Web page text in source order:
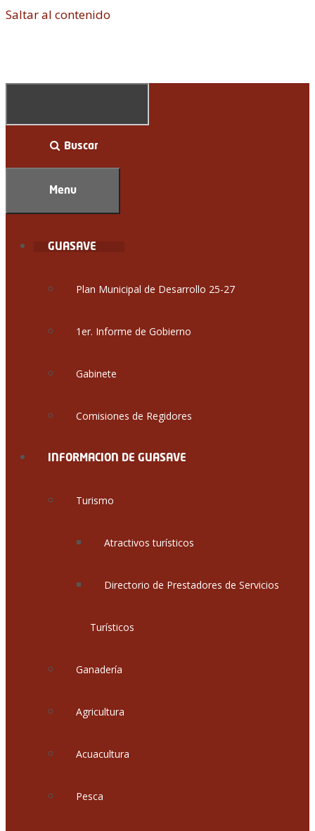
Saltar al contenido
Buscar
Menu
GUASAVE
Plan Municipal de Desarrollo 25-27
1er. Informe de Gobierno
Gabinete
Comisiones de Regidores
INFORMACION DE GUASAVE
Turismo
Atractivos turísticos
Directorio de Prestadores de Servicios
Turísticos
Ganadería
Agricultura
Acuacultura
Pesca